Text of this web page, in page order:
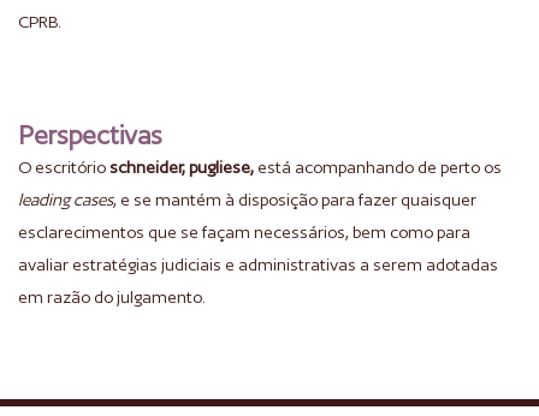
CPRB.
Perspectivas
O escritórioschneider, pugliese, está acompanhando de perto os
leading cases, e se mantém à disposição para fazer quaisquer
esclarecimentos que se façam necessários, bem como para
avaliar estratégias judiciais e administrativas a serem adotadas
em razão do julgamento.